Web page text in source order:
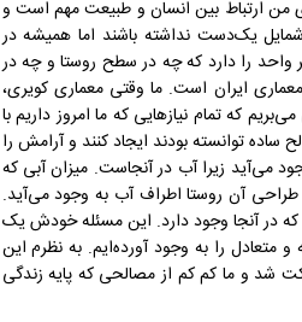
من ارتباط بین انسان و طبیعت مهم است و
یک‌دست نداشته باشند اما همیشه در
را دارد که چه در سطح روستا و چه در
ایران است. ما وقتی معماری کویری،
که تمام نیازهایی که ما امروز داریم با
ساده توانسته‌ بودند ایجاد کنند و آرامش را
می‌آید زیرا آب در آنجاست. میزان آبی که
آن روستا اطراف آب به وجود می‌آید.
در آنجا وجود دارد. این مسئله خودش یک
متعادل را به وجود آورده‌ایم. به نظرم این
شد و ما کم کم از مصالحی که پایه زندگی